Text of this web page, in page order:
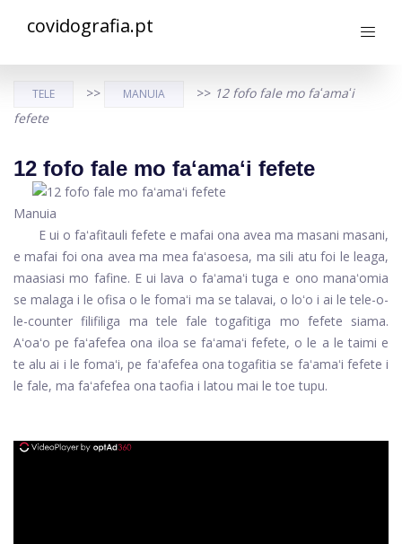
covidografia.pt
TELE >> MANUIA >> 12 fofo fale mo faʻamaʻi
fefete
12 fofo fale mo faʻamaʻi fefete
Manuia
E ui o faʻafitauli fefete e mafai ona avea ma masani masani,
e mafai foi ona avea ma mea faʻasoesa, ma sili atu foi le leaga,
maasiasi mo fafine. E ui lava o faʻamaʻi tuga e ono manaʻomia
se malaga i le ofisa o le fomaʻi ma se talavai, o loʻo i ai le tele-o-
le-counter filifiliga ma tele fale togafitiga mo fefete siama.
Aʻoaʻo pe faʻafefea ona iloa se faʻamaʻi fefete, o le a le taimi e
te alu ai i le fomaʻi, pe faʻafefea ona togafitia se faʻamaʻi fefete i
le fale, ma faʻafefea ona taofia i latou mai le toe tupu.